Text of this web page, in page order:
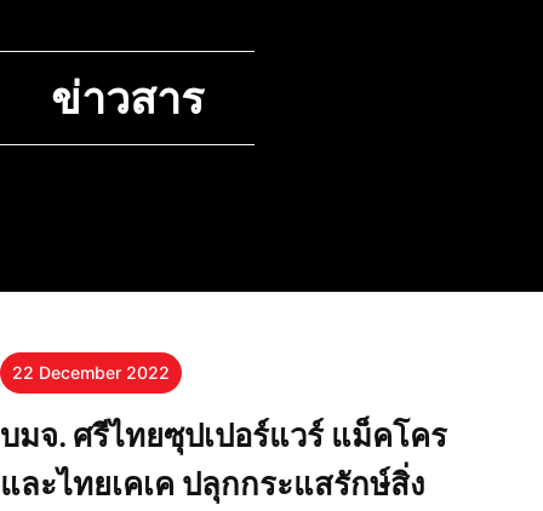
ข่าวสาร
22 December 2022
บมจ. ศรีไทยซุปเปอร์แวร์ แม็คโคร
และไทยเคเค ปลุกกระแสรักษ์สิ่ง